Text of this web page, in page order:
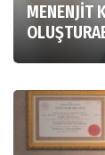
MENENJİT